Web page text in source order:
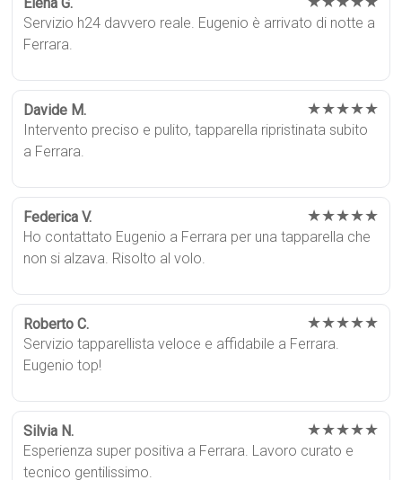
Servizio h24 davvero reale. Eugenio è arrivato di notte a
Ferrara.
Davide M. ★★★★★
Intervento preciso e pulito, tapparella ripristinata subito
a Ferrara.
Federica V. ★★★★★
Ho contattato Eugenio a Ferrara per una tapparella che
non si alzava. Risolto al volo.
Roberto C. ★★★★★
Servizio tapparellista veloce e affidabile a Ferrara.
Eugenio top!
Silvia N. ★★★★★
Esperienza super positiva a Ferrara. Lavoro curato e
tecnico gentilissimo.